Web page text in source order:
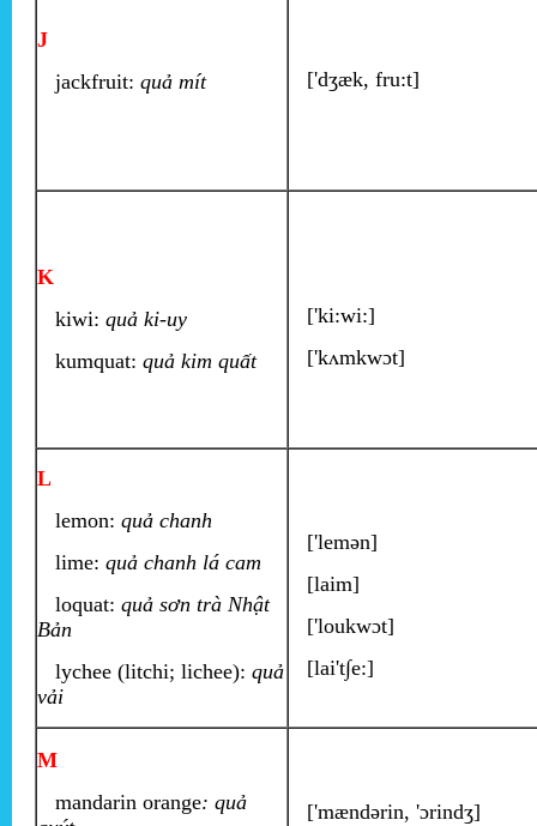
J
jackfruit: quả mít ['dʒæk, fru:t]
K
kiwi: quả ki-uy
kumquat: quả kim quất
['ki:wi:]
['kʌmkwɔt]
L
lemon: quả chanh
lime: quả chanh lá cam
loquat: quả sơn trà Nhật
Bản
lychee (litchi; lichee): quả
vải
['lemən]
[laim]
['loukwɔt]
[lai't∫e:]
M
mandarin orange: quả
['mændərin, 'ɔrindʒ]